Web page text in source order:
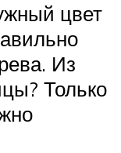
цвет
Из
Только